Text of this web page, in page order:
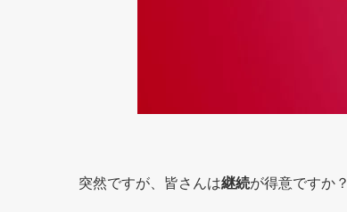
突然ですが、皆さんは継続が得意ですか？